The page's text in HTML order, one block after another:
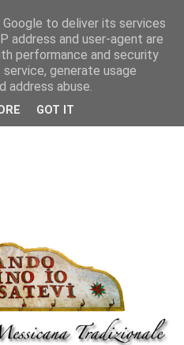
to deliver its services
address and user-agent are
performance and security
generate usage
abuse.
GOT IT